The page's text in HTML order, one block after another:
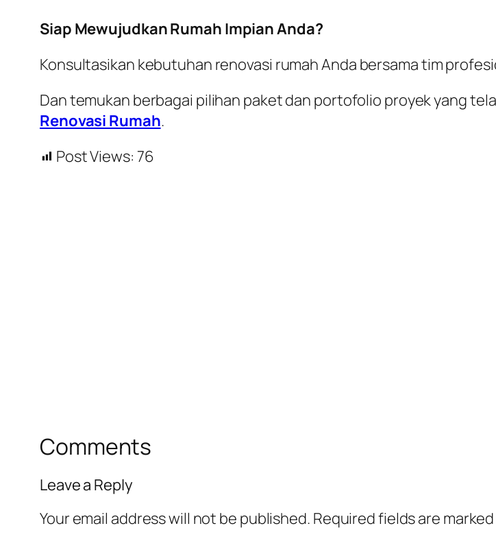
Siap Mewujudkan Rumah Impian Anda?
Konsultasikan kebutuhan renovasi rumah Anda bersama tim
Dan temukan berbagai pilihan paket dan portofolio proyek yang
Renovasi Rumah.
Post Views: 76
Comments
Leave a Reply
Your email address will not be published. Required fields are